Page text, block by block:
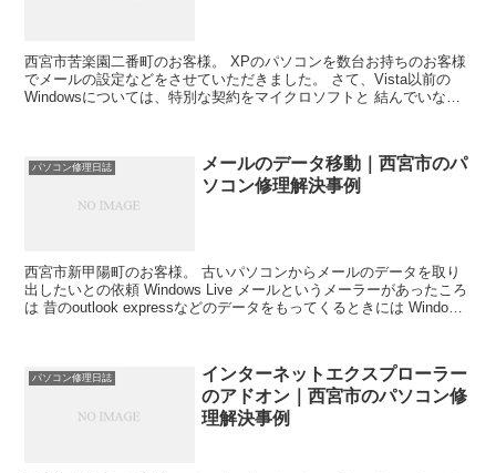
西宮市苦楽園二番町のお客様。 XPのパソコンを数台お持ちのお客様
でメールの設定などをさせていただきました。 さて、Vista以前の
Windowsについては、特別な契約をマイクロソフトと 結んでいない
パソコン修理日誌
メールのデータ移動｜西宮市のパ
ソコン修理解決事例
西宮市新甲陽町のお客様。 古いパソコンからメールのデータを取り
出したいとの依頼 Windows Live メールというメーラーがあったころ
は 昔のoutlook expressなどのデータをもってくるときには Windows
パソコン修理日誌
インターネットエクスプローラー
のアドオン｜西宮市のパソコン修
理解決事例